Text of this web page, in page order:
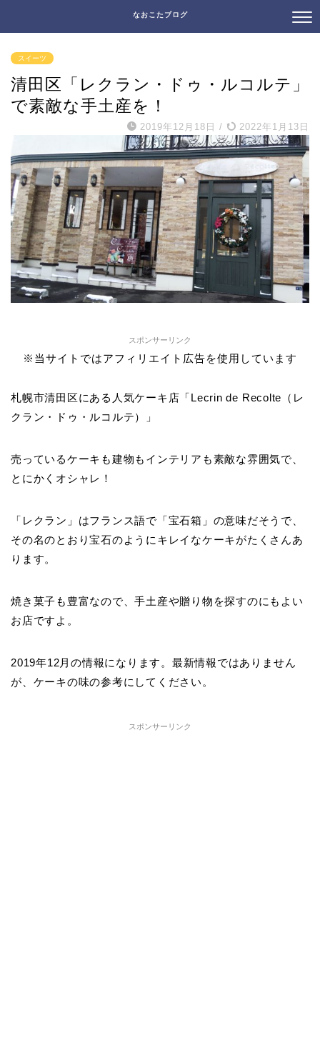
なおこたブログ
スイーツ
清田区「レクラン・ドゥ・ルコルテ」
で素敵な手土産を！
2019年12月18日 / 2022年1月13日
スポンサーリンク
※当サイトではアフィリエイト広告を使用しています
札幌市清田区にある人気ケーキ店「Lecrin de Recolte（レ
クラン・ドゥ・ルコルテ）」
売っているケーキも建物もインテリアも素敵な雰囲気で、
とにかくオシャレ！
「レクラン」はフランス語で「宝石箱」の意味だそうで、
その名のとおり宝石のようにキレイなケーキがたくさんあ
ります。
焼き菓子も豊富なので、手土産や贈り物を探すのにもよい
お店ですよ。
2019年12月の情報になります。最新情報ではありません
が、ケーキの味の参考にしてください。
スポンサーリンク